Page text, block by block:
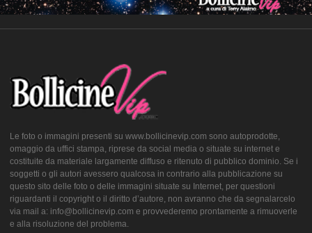
Le foto o immagini presenti su www.bollicinevip.com sono autoprodotte,
omaggio da uffici stampa, riprese da social media o situate su internet e
costituite da materiale largamente diffuso e ritenuto di pubblico dominio. Se i
soggetti o gli autori avessero qualcosa in contrario alla pubblicazione su
questo sito delle foto o delle immagini situate su Internet, per questioni
riguardanti il copyright o il diritto d’autore, non avranno che da segnalarcelo
via mail a: info@bollicinevip.com e provvederemo prontamente a rimuoverle
e alla risoluzione del problema.